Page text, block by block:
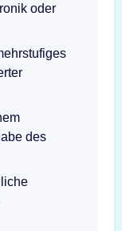
oder
des